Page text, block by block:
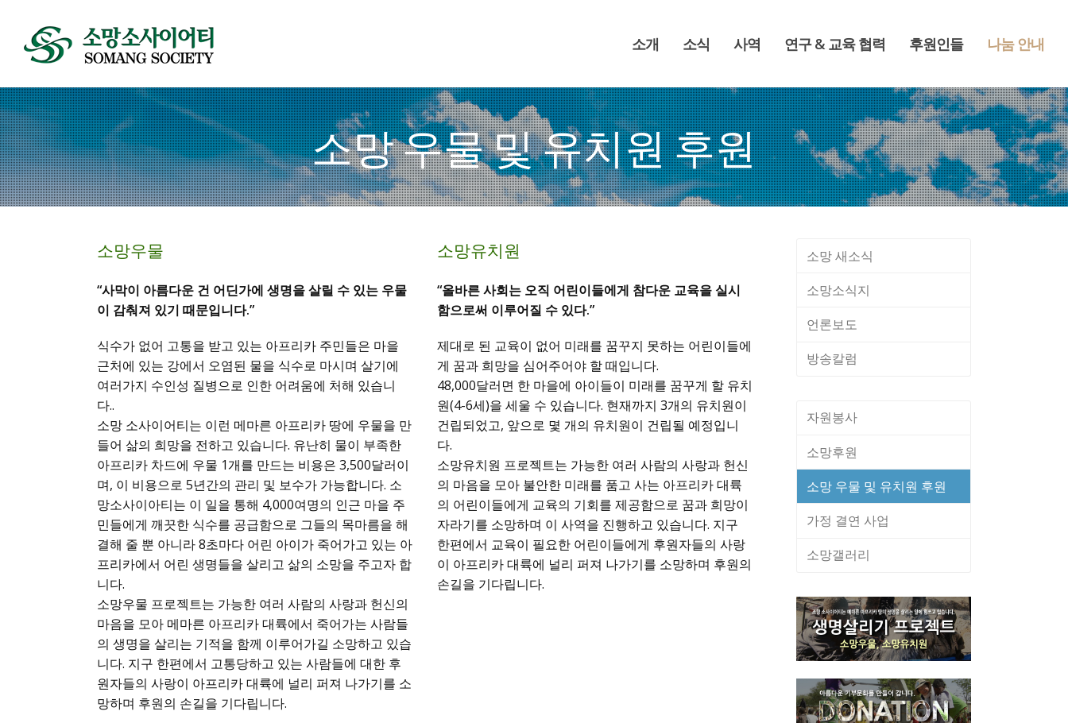
소개 소식 사역 연구 & 교육 협력 후원인들 나눔 안내
소망 우물 및 유치원 후원
소망우물
“사막이 아름다운 건 어딘가에 생명을 살릴 수 있는 우물
이 감춰져 있기 때문입니다.”
식수가 없어 고통을 받고 있는 아프리카 주민들은 마을
근처에 있는 강에서 오염된 물을 식수로 마시며 살기에
여러가지 수인성 질병으로 인한 어려움에 처해 있습니
다..
소망 소사이어티는 이런 메마른 아프리카 땅에 우물을 만
들어 삶의 희망을 전하고 있습니다. 유난히 물이 부족한
아프리카 차드에 우물 1개를 만드는 비용은 3,500달러이
며, 이 비용으로 5년간의 관리 및 보수가 가능합니다. 소
망소사이아티는 이 일을 통해 4,000여명의 인근 마을 주
민들에게 깨끗한 식수를 공급함으로 그들의 목마름을 해
결해 줄 뿐 아니라 8초마다 어린 아이가 죽어가고 있는 아
프리카에서 어린 생명들을 살리고 삶의 소망을 주고자 합
니다.
소망우물 프로젝트는 가능한 여러 사람의 사랑과 헌신의
마음을 모아 메마른 아프리카 대륙에서 죽어가는 사람들
의 생명을 살리는 기적을 함께 이루어가길 소망하고 있습
니다. 지구 한편에서 고통당하고 있는 사람들에 대한 후
원자들의 사랑이 아프리카 대륙에 널리 퍼져 나가기를 소
망하며 후원의 손길을 기다립니다.
소망유치원
“올바른 사회는 오직 어린이들에게 참다운 교육을 실시
함으로써 이루어질 수 있다.”
제대로 된 교육이 없어 미래를 꿈꾸지 못하는 어린이들에
게 꿈과 희망을 심어주어야 할 때입니다.
48,000달러면 한 마을에 아이들이 미래를 꿈꾸게 할 유치
원(4-6세)을 세울 수 있습니다. 현재까지 3개의 유치원이
건립되었고, 앞으로 몇 개의 유치원이 건립될 예정입니
다.
소망유치원 프로젝트는 가능한 여러 사람의 사랑과 헌신
의 마음을 모아 불안한 미래를 품고 사는 아프리카 대륙
의 어린이들에게 교육의 기회를 제공함으로 꿈과 희망이
자라기를 소망하며 이 사역을 진행하고 있습니다. 지구
한편에서 교육이 필요한 어린이들에게 후원자들의 사랑
이 아프리카 대륙에 널리 퍼져 나가기를 소망하며 후원의
손길을 기다립니다.
소망 새소식
소망소식지
언론보도
방송칼럼
자원봉사
소망후원
소망 우물 및 유치원 후원
가정 결연 사업
소망갤러리